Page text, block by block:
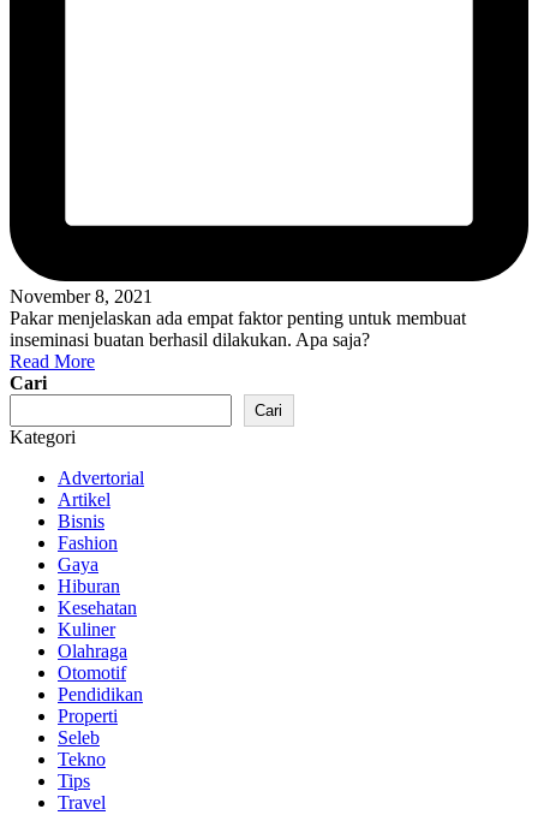
November 8, 2021
Pakar menjelaskan ada empat faktor penting untuk membuat
inseminasi buatan berhasil dilakukan. Apa saja?
Read More
Cari
Cari
Kategori
Advertorial
Artikel
Bisnis
Fashion
Gaya
Hiburan
Kesehatan
Kuliner
Olahraga
Otomotif
Pendidikan
Properti
Seleb
Tekno
Tips
Travel